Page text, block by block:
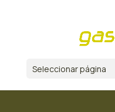
Seleccionar página